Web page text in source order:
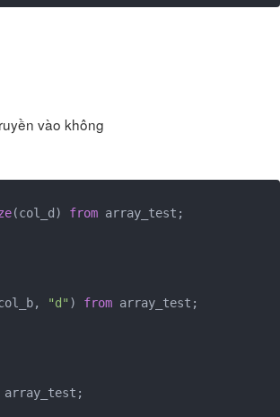
vào không
(col_d) from array_test;
"d" ) from array_test;
array_test;